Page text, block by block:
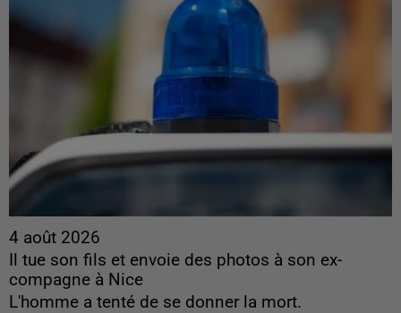
4 août 2026
Il tue son fils et envoie des photos à son ex-
compagne à Nice
L'homme a tenté de se donner la mort.